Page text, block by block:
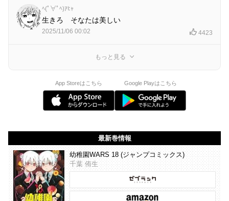
ﾍ(ﾟ∀ﾟﾍ)ｱﾋｬ
生きろ そなたは美しい
2025/11/06 00:02 4423
もっと見る
App Storeはこちら Google Playはこちら
最新巻情報
幼稚園WARS 18 (ジャンプコミックス)
千葉 侑生